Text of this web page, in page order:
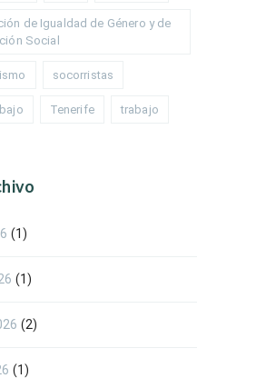
de Igualdad de Género y de
Social
socorristas
Tenerife trabajo
(1)
(1)
(2)
(1)